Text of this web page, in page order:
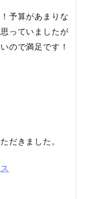
予算があまりな
っていましたが
ので満足です！
だきました。